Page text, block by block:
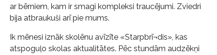
ar bērniem, kam ir smagi kompleksi traucējumi. Zviedri
bija atbraukuši arī pie mums.
Ik mēnesi iznāk skolēnu avīzīte «Starpbrī¬dis», kas
atspoguļo skolas aktualitātes. Pēc stundām audzēkņi